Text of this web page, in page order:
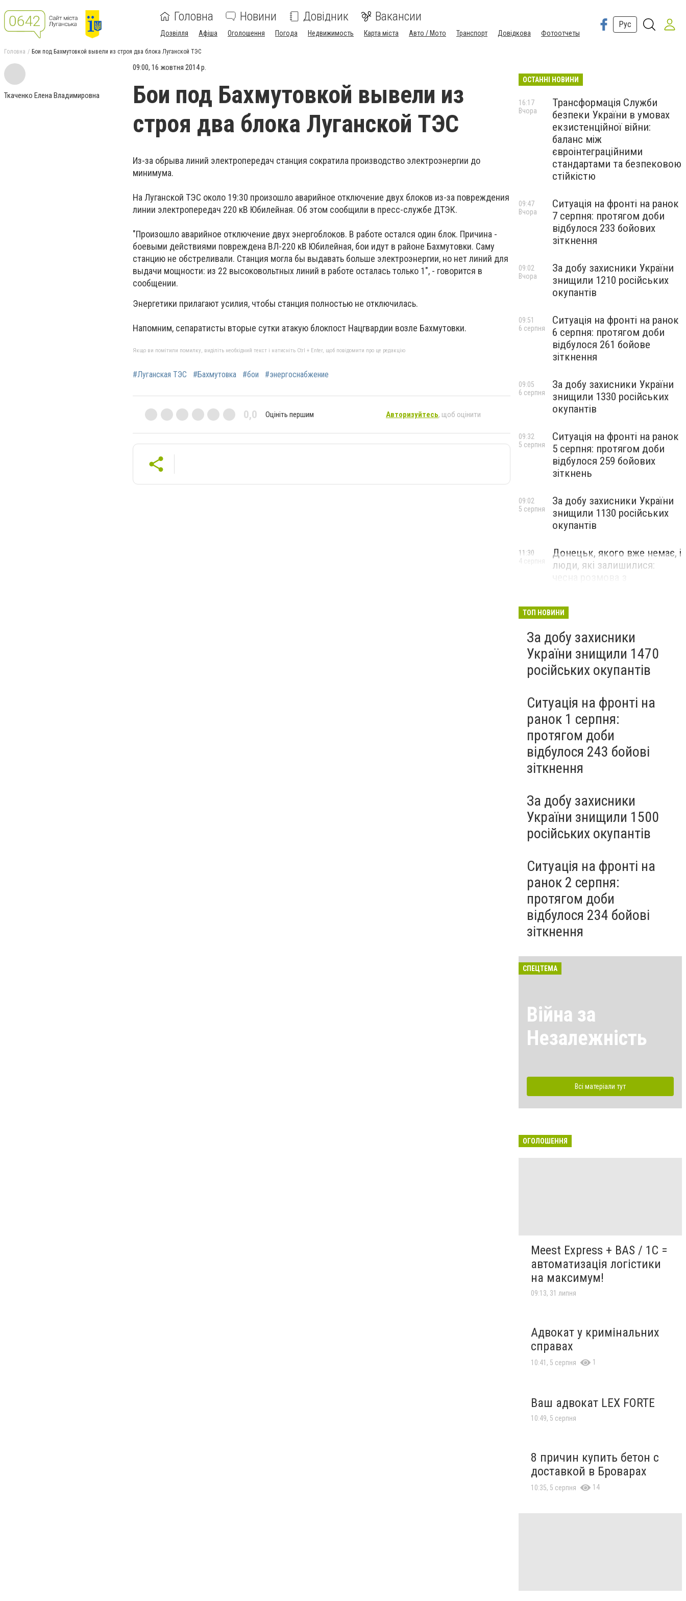
Головна Новини Довідник Вакансии
Дозвілля Афіша Оголошення Погода Недвижимость Карта міста Авто / Мото Транспорт Довідкова Фотоотчеты
Рус
Головна Бои под Бахмутовкой вывели из строя два блока Луганской ТЭС
Ткаченко Елена Владимировна
09:00, 16 жовтня 2014 р.
Бои под Бахмутовкой вывели из
строя два блока Луганской ТЭС
Из-за обрыва линий электропередач станция сократила производство электроэнергии до
минимума.
На Луганской ТЭС около 19:30 произошло аварийное отключение двух блоков из-за повреждения
линии электропередач 220 кВ Юбилейная. Об этом сообщили в пресс-службе ДТЭК.
"Произошло аварийное отключение двух энергоблоков. В работе остался один блок. Причина -
боевыми действиями повреждена ВЛ-220 кВ Юбилейная, бои идут в районе Бахмутовки. Саму
станцию не обстреливали. Станция могла бы выдавать больше электроэнергии, но нет линий для
выдачи мощности: из 22 высоковольтных линий в работе осталась только 1", - говорится в
сообщении.
Энергетики прилагают усилия, чтобы станция полностью не отключилась.
Напомним, сепаратисты вторые сутки атакую блокпост Нацгвардии возле Бахмутовки.
Якщо ви помітили помилку, виділіть необхідний текст і натисніть Ctrl + Enter, щоб повідомити про це редакцію
#Луганская ТЭС #Бахмутовка #бои #энергоснабжение
0,0 Оцініть першим Авторизуйтесь, щоб оцінити
ОСТАННІ НОВИНИ
Трансформація Служби
безпеки України в умовах
екзистенційної війни:
баланс між
євроінтеграційними
стандартами та безпековою
стійкістю
16:17
Вчора
Ситуація на фронті на ранок
7 серпня: протягом доби
відбулося 233 бойових
зіткнення
09:47
Вчора
За добу захисники України
знищили 1210 російських
окупантів
09:02
Вчора
Ситуація на фронті на ранок
6 серпня: протягом доби
відбулося 261 бойове
зіткнення
09:51
6 серпня
За добу захисники України
знищили 1330 російських
окупантів
09:05
6 серпня
Ситуація на фронті на ранок
5 серпня: протягом доби
відбулося 259 бойових
зіткнень
09:32
5 серпня
За добу захисники України
знищили 1130 російських
окупантів
09:02
5 серпня
Донецьк, якого вже немає, і
люди, які залишилися:
11:30
4 серпня
ТОП НОВИНИ
За добу захисники
України знищили 1470
російських окупантів
Ситуація на фронті на
ранок 1 серпня:
протягом доби
відбулося 243 бойові
зіткнення
За добу захисники
України знищили 1500
російських окупантів
Ситуація на фронті на
ранок 2 серпня:
протягом доби
відбулося 234 бойові
зіткнення
СПЕЦТЕМА
Війна за
Незалежність
Всі матеріали тут
ОГОЛОШЕННЯ
Meest Express + BAS / 1C =
автоматизація логістики
на максимум!
09:13, 31 липня
Адвокат у кримінальних
справах
10:41, 5 серпня 1
Ваш адвокат LEX FORTE
10:49, 5 серпня
8 причин купить бетон с
доставкой в Броварах
10:35, 5 серпня 14